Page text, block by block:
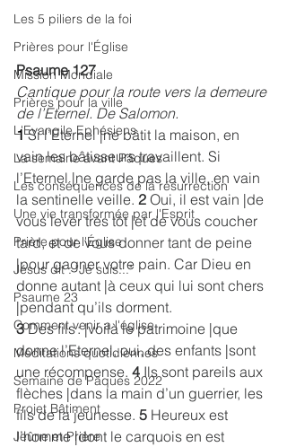
Les 5 piliers de la foi
Prières pour l'Église
Mission Mondiale
Prières pour la ville
L'Evangile Ephésiens
La semaine avant Pâques
Les conséquences de la résurrection
Une vie transformée par l'Esprit
Prière pour l'Église
Jésus dit : "Je suis..."
Psaume 23
Comment venir a l'église
Méditations quotidiennes
Semaine de Pâques 2022
Projet Bâtiment
Jeûne et Prière
Psaume 127
Cantique pour la route vers la demeure
de l’Eternel. De Salomon.
1 Si l’Eternel |ne bâtit la maison, en
vain les bâtisseurs travaillent. Si
l’Eternel |ne garde pas la ville, en vain
la sentinelle veille. 2 Oui, il est vain |de
vous lever très tôt |et de vous coucher
tard, et de vous donner tant de peine
|pour gagner votre pain. Car Dieu en
donne autant |à ceux qui lui sont chers
|pendant qu’ils dorment.
3 Des fils : |voilà le patrimoine |que
donne l’Eternel, oui, des enfants |sont
une récompense. 4 Ils sont pareils aux
flèches |dans la main d’un guerrier, les
fils de la jeunesse. 5 Heureux est
l’homme |dont le carquois en est